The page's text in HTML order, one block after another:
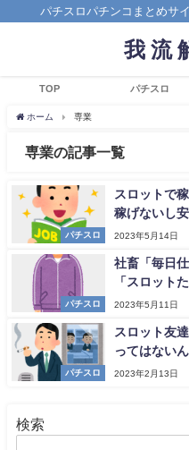
パチスロパチンコまとめサ
我 流
TOP パチスロ
ホーム 専業
専業の記事一覧
パチスロ
スロットで
稼げないし
2023年5月14日
パチスロ
社畜「毎日
「スロット
2023年5月11日
パチスロ
スロット友
ってはない
2023年2月13日
検索